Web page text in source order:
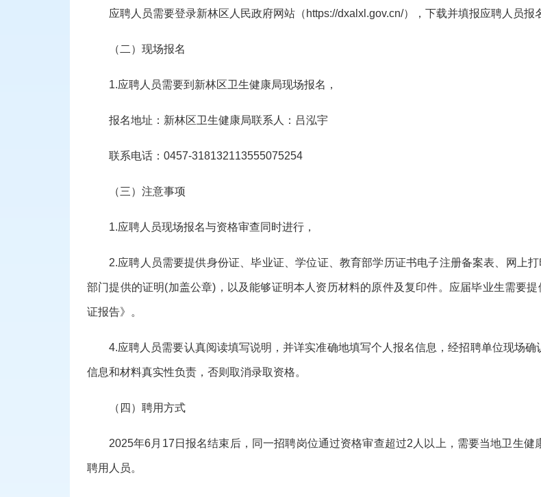
应聘人员需要登录新林区人民政府网站（ https://dxalxl.gov.cn/），下载并填报应聘人员报
（二）现场报名
1.应聘人员需要到新林区卫生健康局现场报名 ，
报名地址：新林区卫生健康局联系人：吕泓宇
联系电话： 0457-318132113555075254
（三）注意事项
1.应聘人员现场报名与资格审查同时进行，
2.应聘人员需要提供身份证、毕业证、学位证、教育部学历证书电子注册备案表 网上
部门提供的证明(加盖公章)，以及能够证明本人资历材料的原件及复印件。应届毕业生需要
证报告》。
4.应聘人员需要认真阅读填写说明，并详实准确地填写个人报名信息，经招聘单位现场
信息和材料真实性负责，否则取消录取资格。
（四）聘用方式
2025年6月 17 日报名结束后，同一招聘岗位通过资格审查超过2人以上，需要当地卫生健
聘用人员。